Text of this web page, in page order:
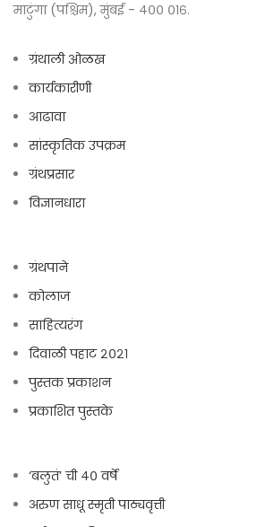
माटुंगा (पश्चिम), मुंबई - ४०० ०१६.
ग्रंथाली ओळख
कार्यकारीणी
आढावा
सांस्कृतिक उपक्रम
ग्रंथप्रसार
विज्ञानधारा
ग्रंथपाने
कोलाज
साहित्यरंग
दिवाळी पहाट २०२१
पुस्तक प्रकाशन
प्रकाशित पुस्तके
‘बलुतं’ ची ४० वर्षे
अरुण साधू स्मृती पाठ्यवृत्ती